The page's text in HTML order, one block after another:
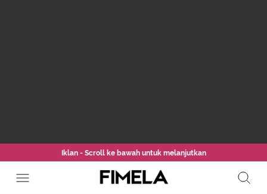
Iklan - Scroll ke bawah untuk melanjutkan